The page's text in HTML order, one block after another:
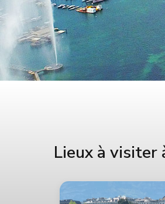
Lieux à visiter